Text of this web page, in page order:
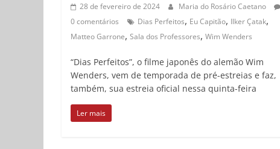
28 de fevereiro de 2024
Maria do Rosário Caetano
0 comentários
Dias Perfeitos, Eu Capitão, Ilker Çatak,
Matteo Garrone, Sala dos Professores, Wim Wenders
“Dias Perfeitos”, o filme japonês do alemão Wim
Wenders, vem de temporada de pré-estreias e faz,
também, sua estreia oficial nessa quinta-feira
Ler mais